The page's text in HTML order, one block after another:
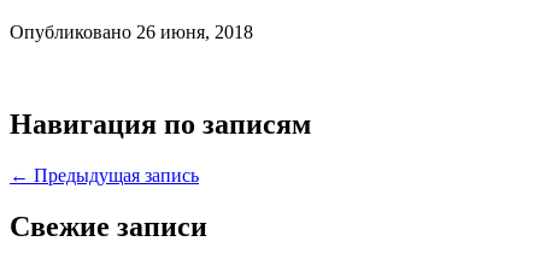
Опубликовано 26 июня, 2018
Навигация по записям
← Предыдущая запись
Свежие записи